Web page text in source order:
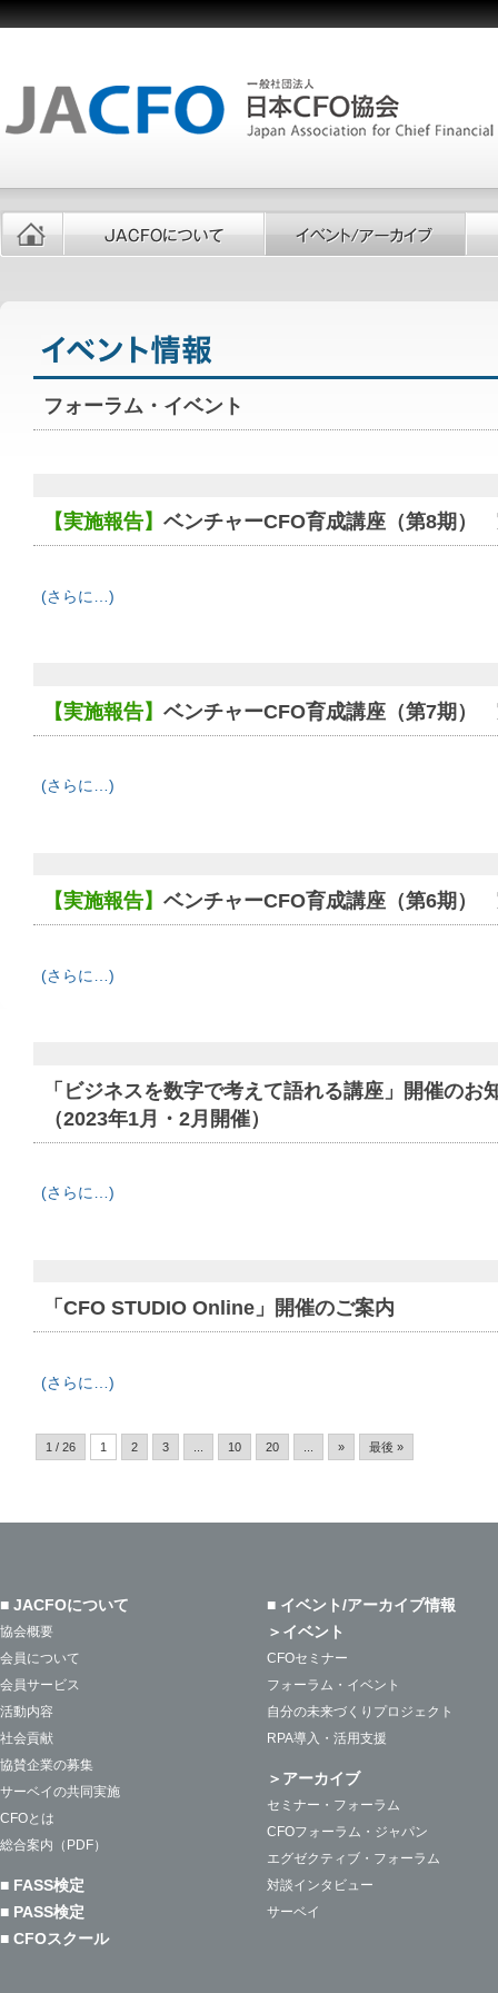
フォーラム・イベント
【実施報告】ベンチャーCFO育成講座（第8期）
(さらに…)
【実施報告】ベンチャーCFO育成講座（第7期）
(さらに…)
【実施報告】ベンチャーCFO育成講座（第6期）
(さらに…)
「ビジネスを数字で考えて語れる講座」開催のお
（2023年1月・2月開催）
(さらに…)
「CFO STUDIO Online」開催のご案内
(さらに…)
1 / 26 1 2 3 10 20 » 最後 »
■ JACFOについて
協会概要
会員について
会員サービス
活動内容
社会貢献
協賛企業の募集
サーベイの共同実施
CFOとは
総合案内（PDF）
■ FASS検定
■ PASS検定
■ CFOスクール
■ イベント/アーカイブ情報
＞イベント
CFOセミナー
フォーラム・イベント
自分の未来づくりプロジェクト
RPA導入・活用支援
＞アーカイブ
セミナー・フォーラム
CFOフォーラム・ジャパン
エグゼクティブ・フォーラム
対談インタビュー
サーベイ